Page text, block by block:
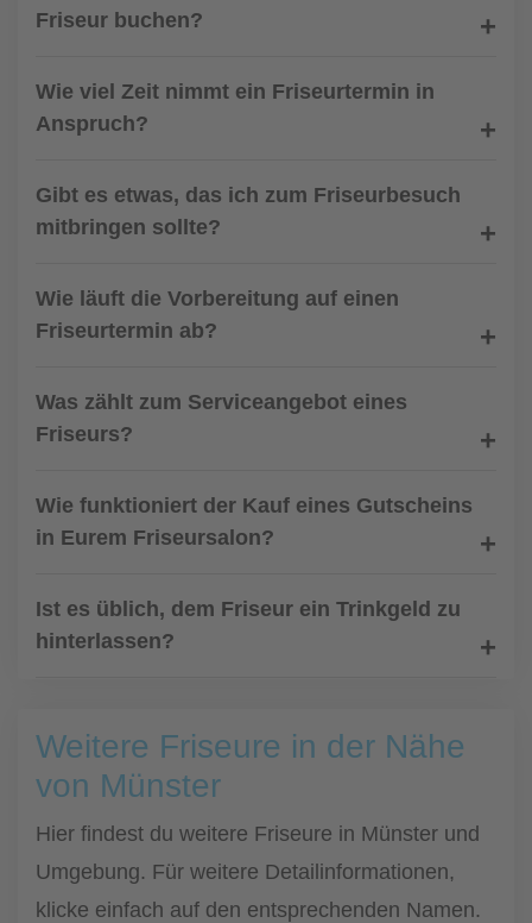
Friseur buchen?
Wie viel Zeit nimmt ein Friseurtermin in
Anspruch?
Gibt es etwas, das ich zum Friseurbesuch
mitbringen sollte?
Wie läuft die Vorbereitung auf einen
Friseurtermin ab?
Was zählt zum Serviceangebot eines
Friseurs?
Wie funktioniert der Kauf eines Gutscheins
in Eurem Friseursalon?
Ist es üblich, dem Friseur ein Trinkgeld zu
hinterlassen?
Weitere Friseure in der Nähe
von Münster
Hier findest du weitere Friseure in Münster und
Umgebung. Für weitere Detailinformationen,
klicke einfach auf den entsprechenden Namen.